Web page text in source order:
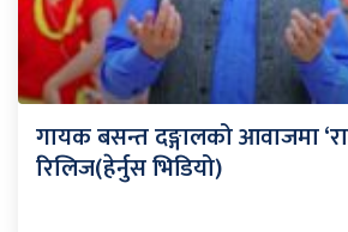
गायक बसन्त दङ्गालको आवाजमा
रिलिज(हेर्नुस भिडियो)